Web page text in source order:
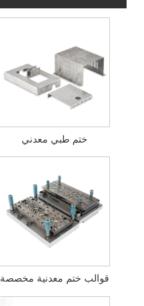
ختم طبي معدني
قوالب ختم معدنية مخصصة